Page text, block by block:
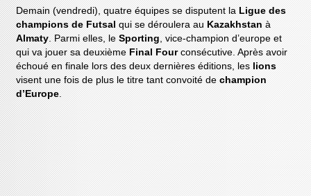
Demain (vendredi), quatre équipes se disputent laLigue des
champions de Futsal qui se déroulera auKazakhstan à
Almaty. Parmi elles, leSporting , vice-champion d’europe et
qui va jouer sa deuxièmeFinal Fourconsécutive. Après avoir
échoué en finale lors des deux dernières éditions, les lions
visent une fois de plus le titre tant convoité dechampion
d’Europe